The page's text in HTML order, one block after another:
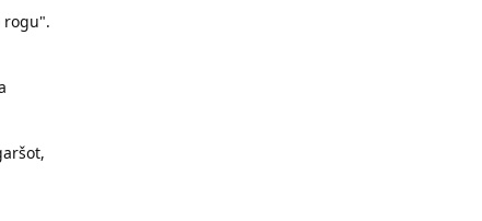
rogu".